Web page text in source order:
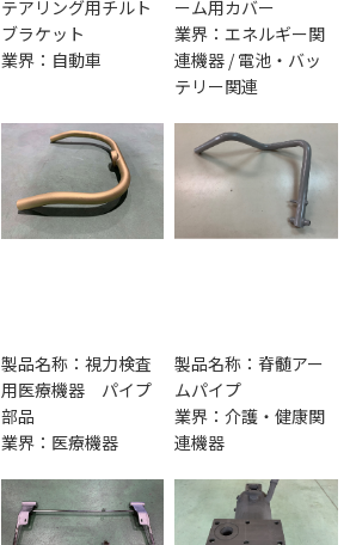
テアリング用チルト
ブラケット
業界：自動車
ーム用カバー
業界：エネルギー関
連機器 / 電池・バッ
テリー関連
製品名称：視力検査
用医療機器 パイプ
部品
業界：医療機器
製品名称：脊髄アー
ムパイプ
業界：介護・健康関
連機器